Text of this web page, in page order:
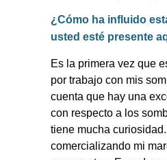
¿Cómo ha influido
usted esté presente
Es la primera vez que
por trabajo con mis
cuenta que hay una
con respecto a los
tiene mucha
comercializando mi